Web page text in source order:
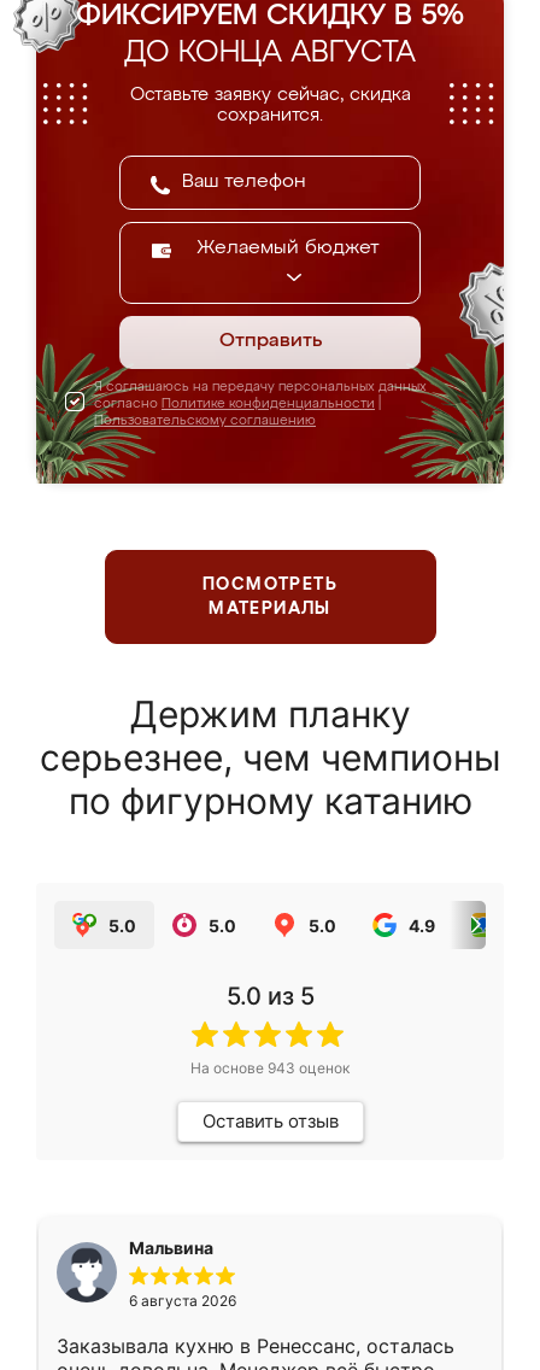
ФИКСИРУЕМ СКИДКУ В 5%
ДО КОНЦА АВГУСТА
Оставьте заявку сейчас, скидка
сохранится.
Желаемый бюджет
Отправить
Я соглашаюсь на передачу персональных данных
согласно Политике конфиденциальности
Пользовательскому соглашению
ПОСМОТРЕТЬ
МАТЕРИАЛЫ
Держим планку
серьезнее, чем чемпионы
по фигурному катанию
5.0 5.0 5.0 4.9
5.0 из 5
На основе 943 оценок
Оставить отзыв
Мальвина
6 августа 2026
Заказывала кухню в Ренессанс, осталась